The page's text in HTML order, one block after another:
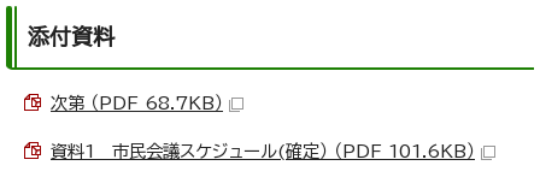
添付資料
次第 （PDF 68.7KB）
資料1 市民会議スケジュール(確定） （PDF 101.6KB）